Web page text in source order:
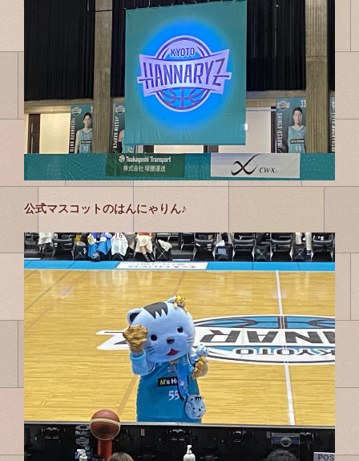
公式マスコットのはんにゃりん♪